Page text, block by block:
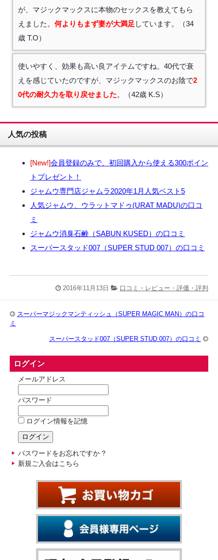
が、マジックマックスに本物のセックスを教えてもら
えました。 何よりもまず妻が大満足 しています。（34
歳 T.O）
使いやすく、効果も高い良アイテムですね。40代で衰
えを感じていたのですが、マジックマックスのお陰で2
0代の耐久力を取り戻せました。（42歳 K.S）
人気の投稿
[New!]会員登録のみで、初回購入から使える300ポイン
トプレゼント！
ジャムウ専門店ジャムラ2020年1月人気ベスト5
人気ジャムウ、ウラットマドゥ(URAT MADU)の口コ
ミ
ジャムウ消臭石鹸（SABUN KUSED）の口コミ
スーパースタッド007（SUPER STUD 007）の口コミ
2016年11月13日 口コミ・レビュー・評価・評判
スーパーマジックマンティッシュ（SUPER MAGIC MAN）の口コ
ミ
スーパースタッド007（SUPER STUD 007）の口コミ
ログイン
メールアドレス
パスワード
ログイン情報を記憶
パスワードをお忘れですか ?
新規ご入会はこちら